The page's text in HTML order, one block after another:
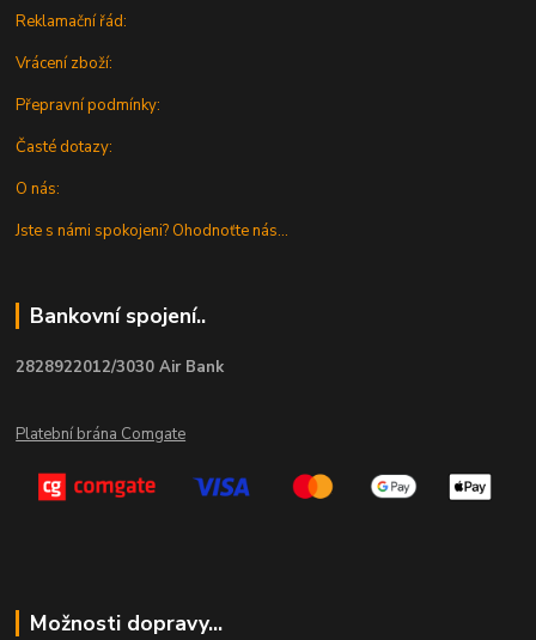
Reklamační řád:
Vrácení zboží:
Přepravní podmínky:
Časté dotazy:
O nás:
Jste s námi spokojeni? Ohodnoťte nás...
Bankovní spojení..
2828922012/3030 Air Bank
Platební brána Comgate
Možnosti dopravy...